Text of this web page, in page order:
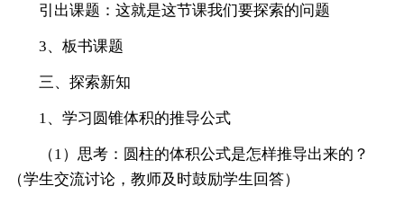
引出课题：这就是这节课我们要探索的问题
3、板书课题
三、探索新知
1、学习圆锥体积的推导公式
（1）思考：圆柱的体积公式是怎样推导出来的？
（学生交流讨论，教师及时鼓励学生回答）